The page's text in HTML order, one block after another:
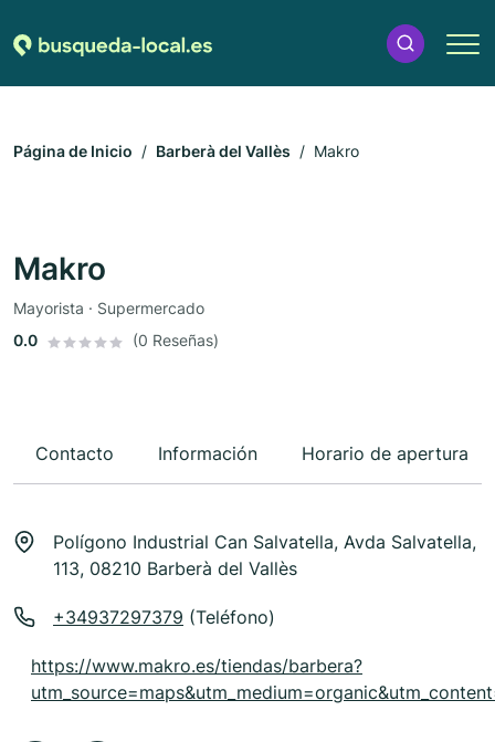
Página de Inicio Barberà del Vallès Makro
Makro
Mayorista · Supermercado
0.0
(0 Reseñas)
Contacto Información Horario de apertura
Polígono Industrial Can Salvatella, Avda Salvatella,
113, 08210 Barberà del Vallès
+34937297379 (Teléfono)
https://www.makro.es/tiendas/barbera?